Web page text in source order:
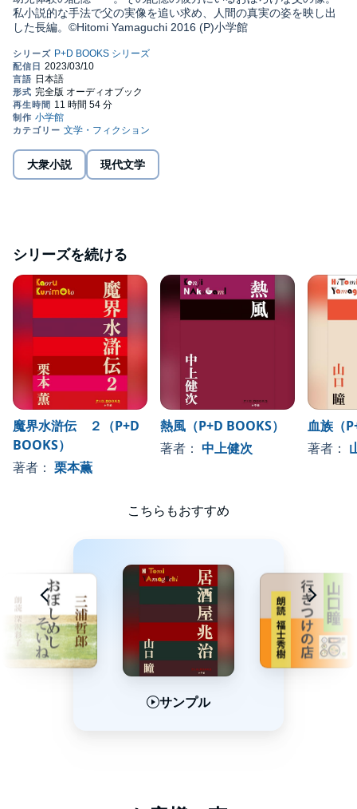
私小説的な手法で父の実像を追い求め、人間の真実の姿を映し出
した長編。©Hitomi Yamaguchi 2016 (P)小学館
大衆小説 現代文学
シリーズを続ける
魔界水滸伝 ２（P+D
BOOKS）
著者： 栗本薫
熱風（P+D BOOKS）
著者： 中上健次
血族（
著者：
こちらもおすすめ
サンプル